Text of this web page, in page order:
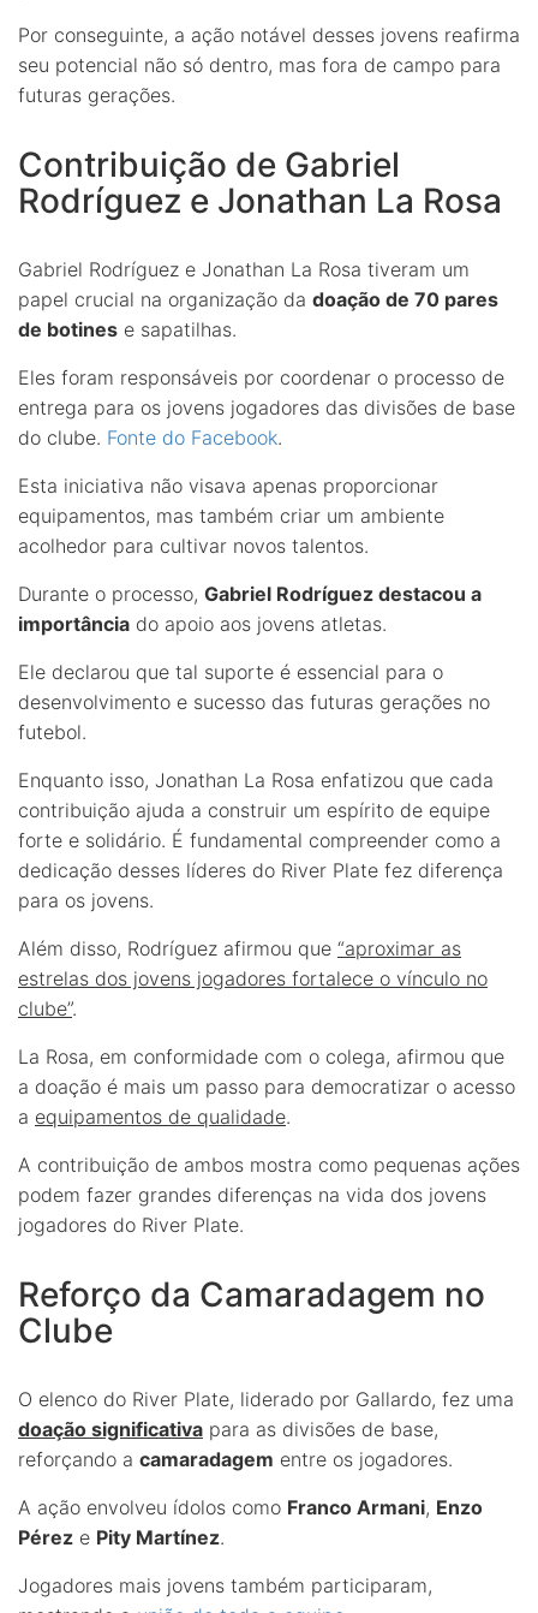
Por conseguinte, a ação notável desses jovens reafirma
seu potencial não só dentro, mas fora de campo para
futuras gerações.
Contribuição de Gabriel
Rodríguez e Jonathan La Rosa
Gabriel Rodríguez e Jonathan La Rosa tiveram um
papel crucial na organização da doação de 70 pares
de botines e sapatilhas.
Eles foram responsáveis por coordenar o processo de
entrega para os jovens jogadores das divisões de base
do clube. Fonte do Facebook.
Esta iniciativa não visava apenas proporcionar
equipamentos, mas também criar um ambiente
acolhedor para cultivar novos talentos.
Durante o processo, Gabriel Rodríguez destacou a
importância do apoio aos jovens atletas.
Ele declarou que tal suporte é essencial para o
desenvolvimento e sucesso das futuras gerações no
futebol.
Enquanto isso, Jonathan La Rosa enfatizou que cada
contribuição ajuda a construir um espírito de equipe
forte e solidário. É fundamental compreender como a
dedicação desses líderes do River Plate fez diferença
para os jovens.
Além disso, Rodríguez afirmou que “aproximar as
estrelas dos jovens jogadores fortalece o vínculo no
clube”.
La Rosa, em conformidade com o colega, afirmou que
a doação é mais um passo para democratizar o acesso
a equipamentos de qualidade.
A contribuição de ambos mostra como pequenas ações
podem fazer grandes diferenças na vida dos jovens
jogadores do River Plate.
Reforço da Camaradagem no
Clube
O elenco do River Plate, liderado por Gallardo, fez uma
doação significativa para as divisões de base,
reforçando a camaradagem entre os jogadores.
A ação envolveu ídolos como Franco Armani, Enzo
Pérez e Pity Martínez.
Jogadores mais jovens também participaram,